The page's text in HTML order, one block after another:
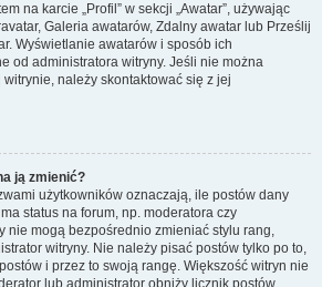
na karcie „Profil” w sekcji „Awatar”, używając
Galeria awatarów, Zdalny awatar lub Prześlij
Wyświetlanie awatarów i sposób ich
od administratora witryny. Jeśli nie można
należy skontaktować się z jej
ją zmienić?
użytkowników oznaczają, ile postów dany
status na forum, np. moderatora czy
nie mogą bezpośrednio zmieniać stylu rang,
witryny. Nie należy pisać postów tylko po to,
i przez to swoją rangę. Większość witryn nie
lub administrator obniży licznik postów